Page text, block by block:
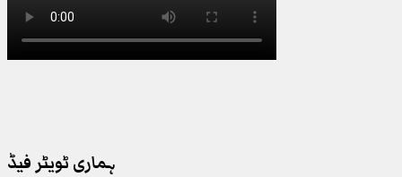
ہماری ٹویٹر فیڈ